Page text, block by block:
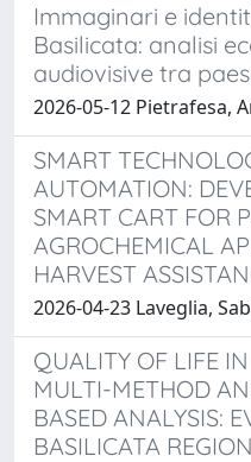
Immaginari e
Basilicata: analisi
audiovisive tra
2026-05-12 Pietrafesa,
SMART
AUTOMATION:
SMART CART FOR
AGROCHEMICAL
HARVEST
2026-04-23 Laveglia,
QUALITY OF LIFE
MULTI-METHOD
BASED ANALYSIS:
BASILICATA REGION